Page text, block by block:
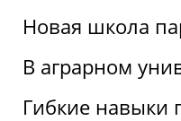
Новая школа
В аграрном
Гибкие навыки